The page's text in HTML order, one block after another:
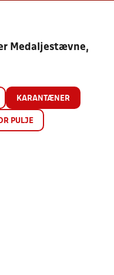
Medaljestævne,
KARANTÆNER
PULJE